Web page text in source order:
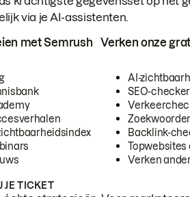
via je AI-assistenten.
met Semrush Verken onze
AI-
SEO-checker
Backlink-
Topwebsites
Verken
JE TICKET